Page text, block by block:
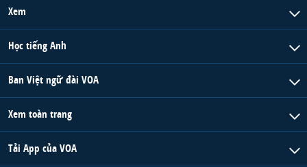
Xem
Học tiếng Anh
Ban Việt ngữ đài VOA
Xem toàn trang
Tải App của VOA